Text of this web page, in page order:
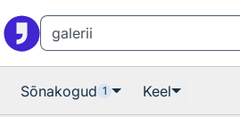
Sõnakogud 1 Keel